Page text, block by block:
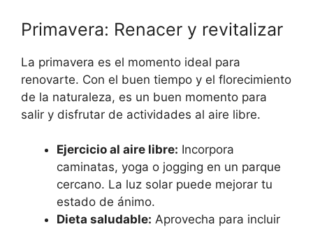
Primavera: Renacer y revitalizar
La primavera es el momento ideal para
renovarte. Con el buen tiempo y el florecimiento
de la naturaleza, es un buen momento para
salir y disfrutar de actividades al aire libre.
Ejercicio al aire libre: Incorpora
caminatas, yoga o jogging en un parque
cercano. La luz solar puede mejorar tu
estado de ánimo.
Dieta saludable: Aprovecha para incluir